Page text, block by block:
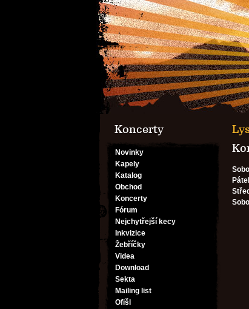
Koncerty
Novinky
Kapely
Katalog
Obchod
Koncerty
Fórum
Nejchytřejší kecy
Inkvizice
Žebříčky
Videa
Download
Sekta
Mailing list
Ofišl